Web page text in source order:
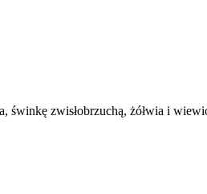
zwisłobrzuchą, żółwia i